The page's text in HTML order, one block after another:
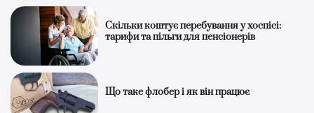
Скільки коштує перебування у хоспісі:
тарифи та пільги для пенсіонерів
Що таке флобер і як він працює